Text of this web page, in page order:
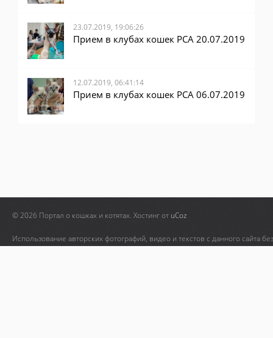
23.07.2019, 19:06:26
Прием в клубах кошек PCA 20.07.2019
12.07.2019, 06:41:14
Прием в клубах кошек PCA 06.07.2019
© 2026 Портал о кошках и котятах. Хостинг от uCoz
Использование авторских фотографий, видео и текстов с данного сайта